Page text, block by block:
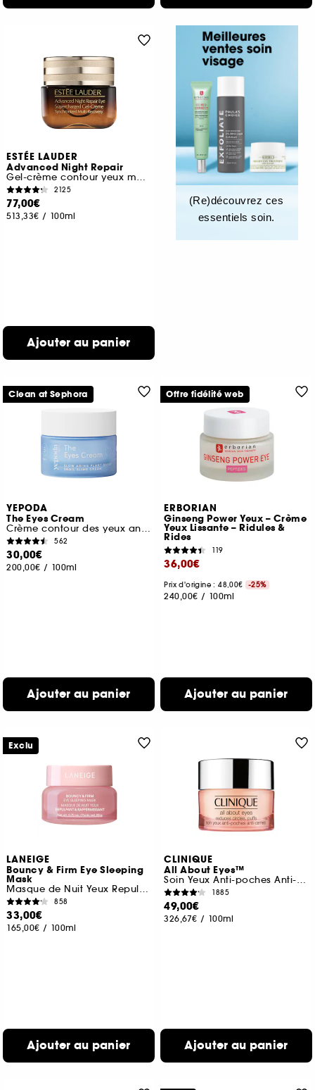
ESTÉE LAUDER
Advanced Night Repair
Gel-crème contour yeux multi-réparation synchronisée
2125
77,00€
513,33€ / 100ml
Ajouter au panier
(Re)découvrez ces
essentiels soin.
YEPODA
The Eyes Cream
Crème contour des yeux anti-âge
562
30,00€
200,00€ / 100ml
Ajouter au panier
Clean at Sephora
ERBORIAN
Ginseng Power Yeux – Crème
Yeux Lissante – Ridules &
Rides
119
36,00€
Prix d'origine : 48,00€ -25%
240,00€ / 100ml
Ajouter au panier
Offre fidélité web
LANEIGE
Bouncy & Firm Eye Sleeping
Mask
Masque de Nuit Yeux Repulpant & Raffermissant
858
33,00€
165,00€ / 100ml
Ajouter au panier
Exclu
CLINIQUE
All About Eyes™
Soin Yeux Anti-poches Anti-cernes
1885
49,00€
326,67€ / 100ml
Ajouter au panier